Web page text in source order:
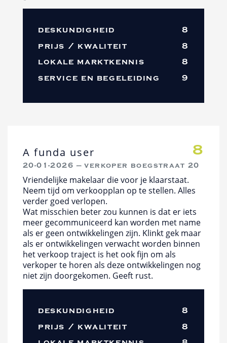
deskundigheid
8
prijs / kwaliteit
8
lokale marktkennis
8
service en begeleiding
9
A funda user 8
20-01-2026 — verkoper boegstraat 20
Vriendelijke makelaar die voor je klaarstaat.
Neem tijd om verkoopplan op te stellen. Alles
verder goed verlopen.
Wat misschien beter zou kunnen is dat er iets
meer gecommuniceerd kan worden met name
als er geen ontwikkelingen zijn. Klinkt gek maar
als er ontwikkelingen verwacht worden binnen
het verkoop traject is het ook fijn om als
verkoper te horen als deze ontwikkelingen nog
niet zijn doorgekomen. Geeft rust.
deskundigheid
8
prijs / kwaliteit
8